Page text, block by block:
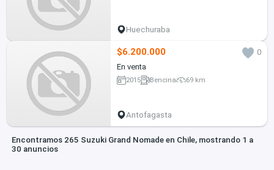
Huechuraba
$6.200.000
0
En venta
2015 Bencina 69 km
Antofagasta
Encontramos 265 Suzuki Grand Nomade en Chile, mostrando 1 a
30 anuncios